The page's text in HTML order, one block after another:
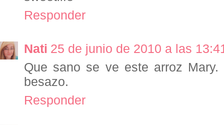
Responder
Nati 25 de junio de 2010 a las
Que sano se ve este arroz
besazo.
Responder